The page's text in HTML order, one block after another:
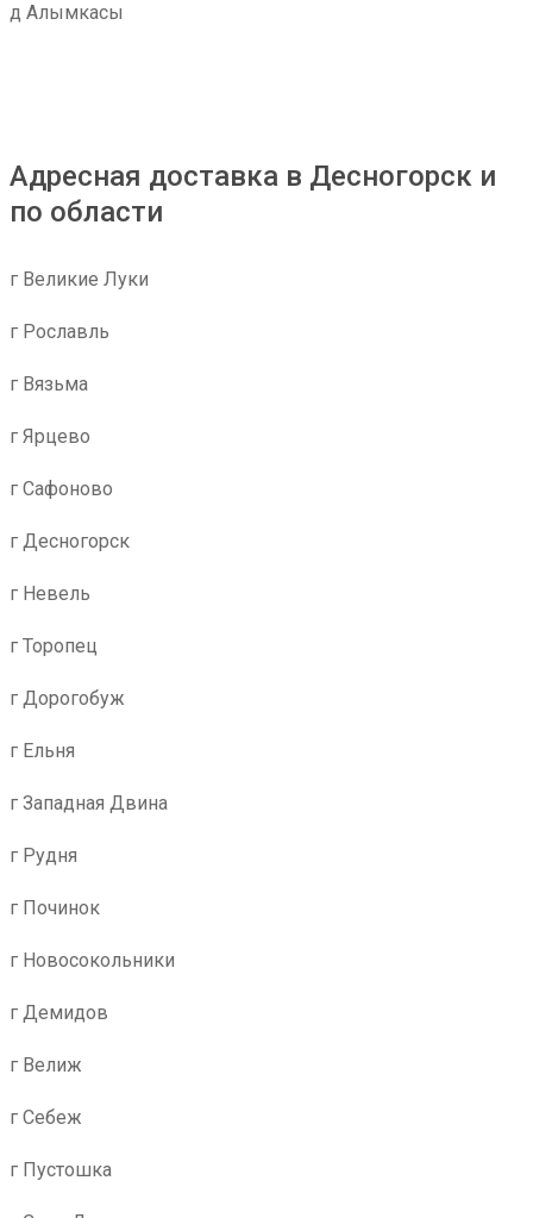
д Алымкасы
Адресная доставка в Десногорск и
по области
г Великие Луки
г Рославль
г Вязьма
г Ярцево
г Сафоново
г Десногорск
г Невель
г Торопец
г Дорогобуж
г Ельня
г Западная Двина
г Рудня
г Починок
г Новосокольники
г Демидов
г Велиж
г Себеж
г Пустошка